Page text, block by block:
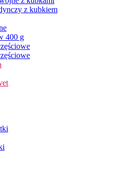
z kubkiem
400 g